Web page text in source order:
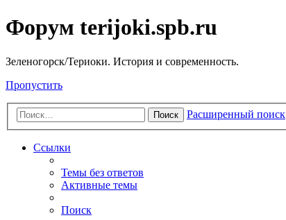
Форум terijoki.spb.ru
Зеленогорск/Териоки. История и современность.
Пропустить
Поиск Расширенный поиск
Ссылки
Темы без ответов
Активные темы
Поиск